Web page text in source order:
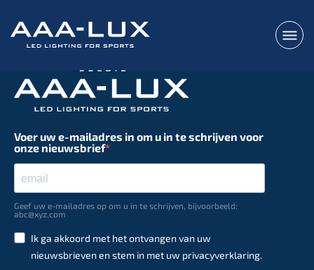
Voer uw e-mailadres in om u in te schrijven voor
onze nieuwsbrief
Geef uw e-mailadres op om u in te schrijven, bijvoorbeeld:
abc@xyz.com
Ik ga akkoord met het ontvangen van uw
nieuwsbrieven en stem in met uw privacyverklaring.